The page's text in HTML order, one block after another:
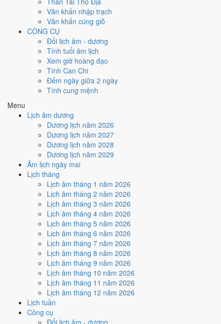
Văn khấn nhập trạch
Văn khấn cúng giỗ
CÔNG CỤ
Đổi lịch âm - dương
Tính tuổi âm lịch
Xem giờ hoàng đạo
Tính Can Chi
Đếm ngày giữa 2 ngày
Tính cung mệnh
Menu
Lịch âm dương
Dương lịch năm 2026
Dương lịch năm 2027
Dương lịch năm 2028
Dương lịch năm 2029
Âm lịch ngày mai
Lịch tháng
Lịch âm tháng 1 năm 2026
Lịch âm tháng 2 năm 2026
Lịch âm tháng 3 năm 2026
Lịch âm tháng 4 năm 2026
Lịch âm tháng 5 năm 2026
Lịch âm tháng 6 năm 2026
Lịch âm tháng 7 năm 2026
Lịch âm tháng 8 năm 2026
Lịch âm tháng 9 năm 2026
Lịch âm tháng 10 năm 2026
Lịch âm tháng 11 năm 2026
Lịch âm tháng 12 năm 2026
Lịch tuần
Công cụ
Đổi lịch âm - dương
Cách tính ngày tốt
Khai trương - mở cửa hàng
3 /10Xấu
Khai trương - mở cửa hàng hôm nay ở
Trừ và Ngày Hắc Đạogây bất lợi.
Cách tính ngày tốt
Ký hợp đồng - giao ước
Trung bình
Ký hợp đồng - giao ước hôm nay ở
Ngày Hắc Đạo
Cách tính ngày tốt
Động thổ - khởi công
Trung bình
Động thổ - khởi công hôm nay ở
Ngày Hắc Đạogây bất lợi.
Cách tính ngày tốt
Nhập trạch - vào nhà mới
Trung bình
Nhập trạch - vào nhà mới hôm nay ở
Ngày Hắc Đạogây bất lợi.
Cách tính ngày tốt
Mua xe - tậu xe
Trung bình
Mua xe - tậu xe hôm nay ởmức trung bình (4/10)
Hắc Đạogây bất lợi.
Cách tính ngày tốt
Xuất hành - đi xa
4
/10Trung bình
Xuất hành - đi xa hôm nay ở
Hắc Đạogây bất lợi.